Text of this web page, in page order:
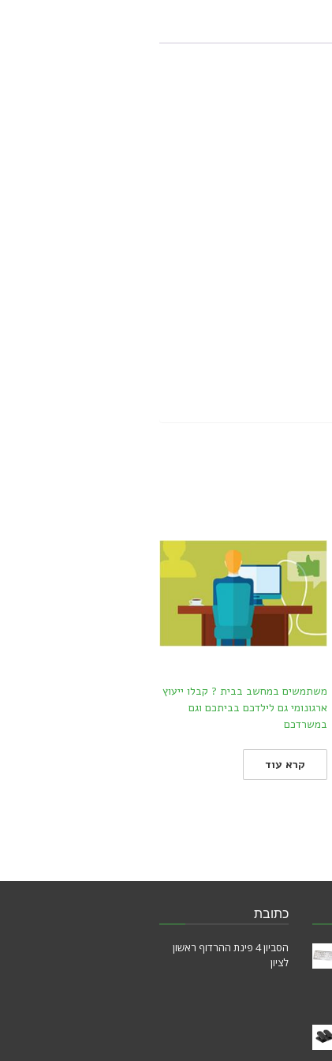
משתמשים במחשב בבית ? קבלו ייעוץ
ארגונומי גם לילדכם בביתכם וגם
במשרדכם
קרא עוד
כתובת
הסביון 4 פינת ההרדוף ראשון
לציון